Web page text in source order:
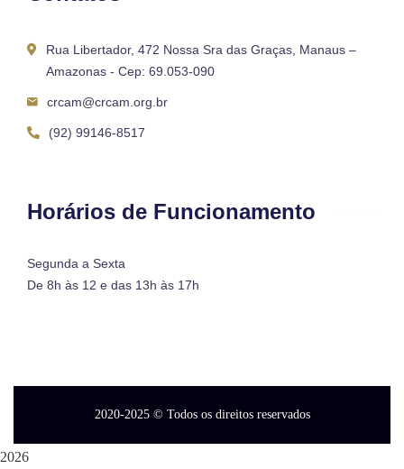
Rua Libertador, 472 Nossa Sra das Graças, Manaus –
Amazonas - Cep: 69.053-090
crcam@crcam.org.br
(92) 99146-8517
Horários de Funcionamento
Segunda a Sexta
De 8h às 12 e das 13h às 17h
2020-2025© Todos os direitos reservados
2026